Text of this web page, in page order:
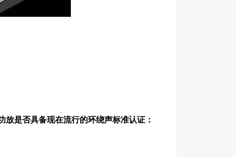
放是否具备现在流行的环绕声标准认证：